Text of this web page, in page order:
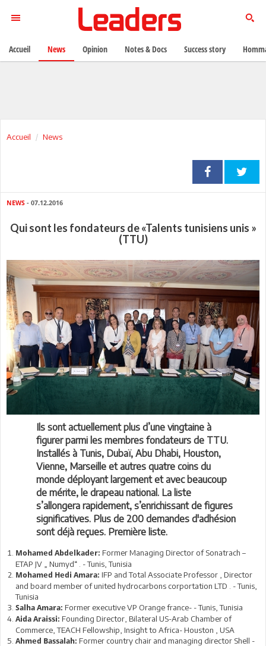
Accueil News
NEWS - 07.12.2016
Qui sont les fondateurs de «Talents tunisiens unis »
(TTU)
Ils sont actuellement plus d’une vingtaine à
figurer parmi les membres fondateurs de TTU.
Installés à Tunis, Dubaï, Abu Dhabi, Houston,
Vienne, Marseille et autres quatre coins du
monde déployant largement et avec beaucoup
de mérite, le drapeau national. La liste
s’allongera rapidement, s’enrichissant de figures
significatives. Plus de 200 demandes d'adhésion
sont déjà reçues. Première liste.
Mohamed Abdelkader: Former Managing Director of Sonatrach –
ETAP JV „ Numyd“ . - Tunis, Tunisia
Mohamed Hedi Amara: IFP and Total Associate Professor , Director
and board member of united hydrocarbons corportation LTD . - Tunis,
Tunisia
Salha Amara: Former executive VP Orange france- - Tunis, Tunisia
Aida Araissi: Founding Director, Bilateral US-Arab Chamber of
Commerce, TEACH Fellowship, Insight to Africa- Houston , USA
Ahmed Bassalah: Former country chair and managing director Shell -
Accueil News Opinion Notes & Docs Success story